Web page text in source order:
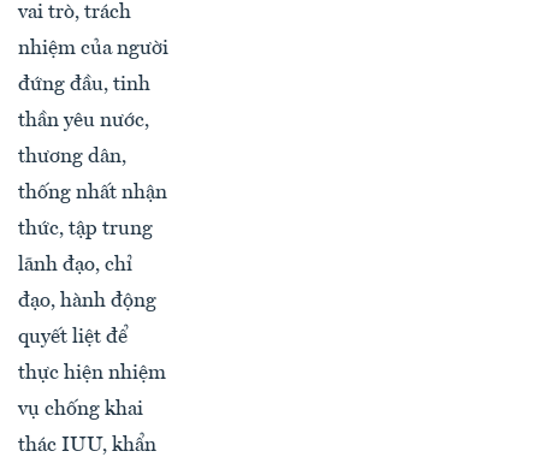
vai trò, trách
nhiệm của người
đứng đầu, tinh
thần yêu nước,
thương dân,
thống nhất nhận
thức, tập trung
lãnh đạo, chỉ
đạo, hành động
quyết liệt để
thực hiện nhiệm
vụ chống khai
thác IUU, khẩn